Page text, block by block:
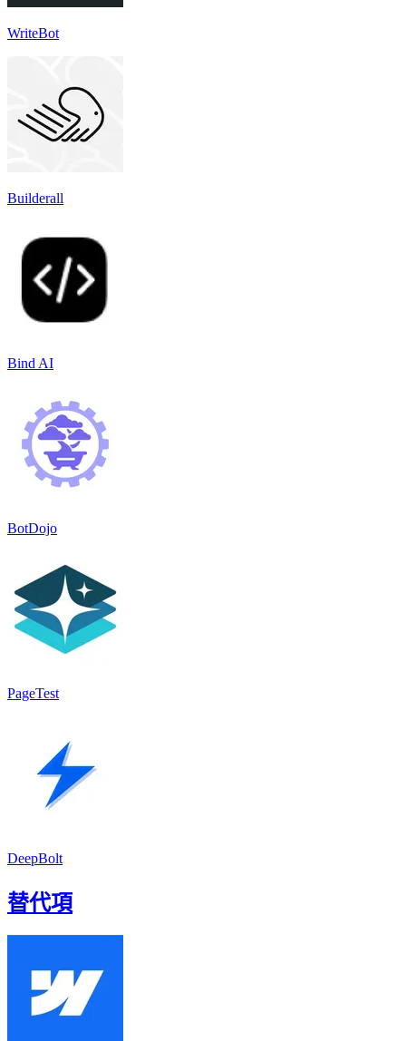
WriteBot
Builderall
Bind AI
BotDojo
PageTest
DeepBolt
替代項